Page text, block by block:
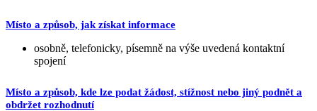
Místo a způsob, jak získat informace
osobně, telefonicky, písemně na výše uvedená kontaktní
spojení
Místo a způsob, kde lze podat žádost, stížnost nebo jiný podnět a
obdržet rozhodnutí